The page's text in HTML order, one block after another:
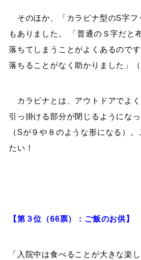
そのほか、「カラビナ型のS字フ
もありました。 「普通のＳ字だと
落ちてしまうことがよくあるので
落ちることがなく助かりました」（
カラビナとは、アウトドアでよ
引っ掛ける部分が閉じるようにな
（Sが９や８のような形になる）
たい！
【第３位（66票）：ご飯のお供】
「入院中は食べることが大きな楽